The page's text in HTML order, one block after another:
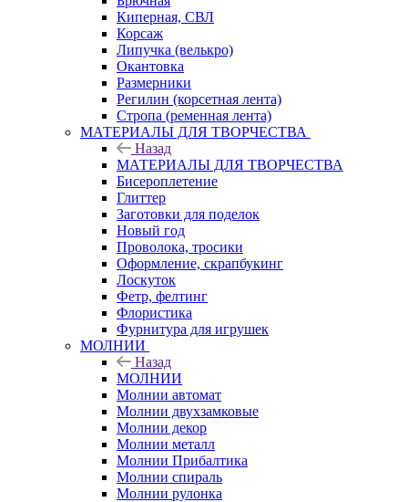
Киперная, СВЛ
Корсаж
Липучка (велькро)
Окантовка
Размерники
Регилин (корсетная лента)
Стропа (ременная лента)
МАТЕРИАЛЫ ДЛЯ ТВОРЧЕСТВА
Назад
МАТЕРИАЛЫ ДЛЯ ТВОРЧЕСТВА
Бисероплетение
Глиттер
Заготовки для поделок
Новый год
Проволока, тросики
Оформление, скрапбукинг
Лоскуток
Фетр, фелтинг
Флористика
Фурнитура для игрушек
МОЛНИИ
Назад
МОЛНИИ
Молнии автомат
Молнии двухзамковые
Молнии декор
Молнии металл
Молнии Прибалтика
Молнии спираль
Молнии рулонка